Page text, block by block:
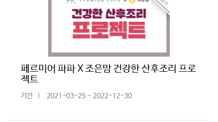
페르미어 파파 X 조은맘 건강한 산후조리 프로
젝트
기간 2021-03-25 ~ 2022-12-30